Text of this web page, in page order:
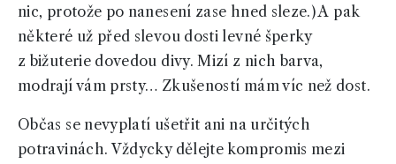
nic, protože po nanesení zase hned sleze.) A pak
některé už před slevou dosti levné šperky
z bižuterie dovedou divy. Mizí z nich barva,
modrají vám prsty… Zkušeností mám víc než dost.
Občas se nevyplatí ušetřit ani na určitých
potravinách. Vždycky dělejte kompromis mezi